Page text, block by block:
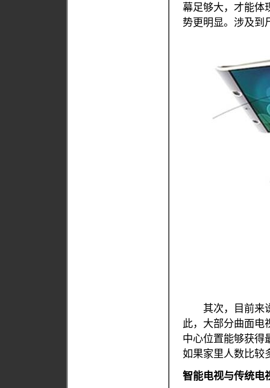
幕足够大，才能体
势更明显。涉及到
其次，目前来说
此，大部分曲面电
中心位置能够获得
如果家里人数比较
智能电视与传统电